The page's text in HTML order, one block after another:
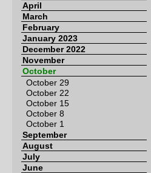
April
March
February
January 2023
December 2022
November
October
October 29
October 22
October 15
October 8
October 1
September
August
July
June